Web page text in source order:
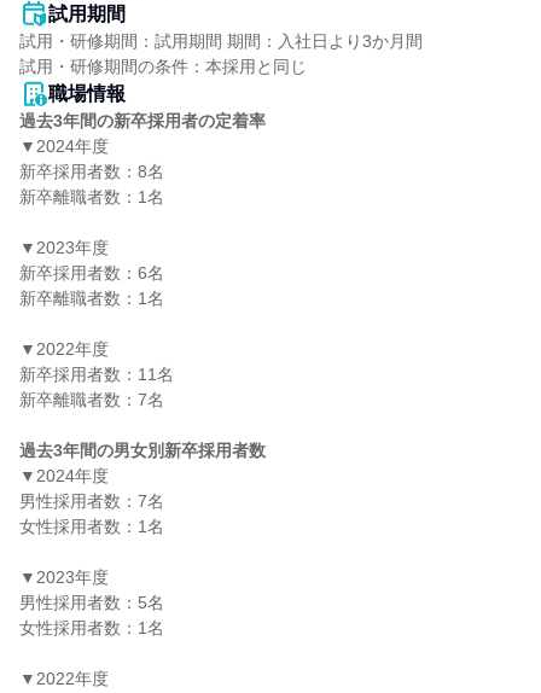
試用期間
試用・研修期間：試用期間 期間：入社日より3か月間
職場情報
過去3年間の新卒採用者の定着率
▼2024年度
新卒採用者数：8名
新卒離職者数：1名
▼2023年度
新卒採用者数：6名
新卒離職者数：1名
▼2022年度
新卒採用者数：11名
新卒離職者数：7名
過去3年間の男女別新卒採用者数
▼2024年度
男性採用者数：7名
女性採用者数：1名
▼2023年度
男性採用者数：5名
女性採用者数：1名
▼2022年度